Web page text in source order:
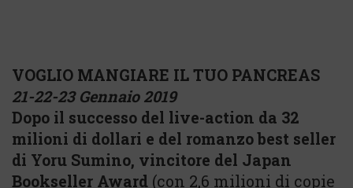
VOGLIO MANGIARE IL TUO PANCREAS
21-22-23 Gennaio 2019
Dopo il successo del live-action da 32
milioni di dollari e del romanzo best seller
di Yoru Sumino, vincitore del Japan
Bookseller Award (con 2,6 milioni di copie